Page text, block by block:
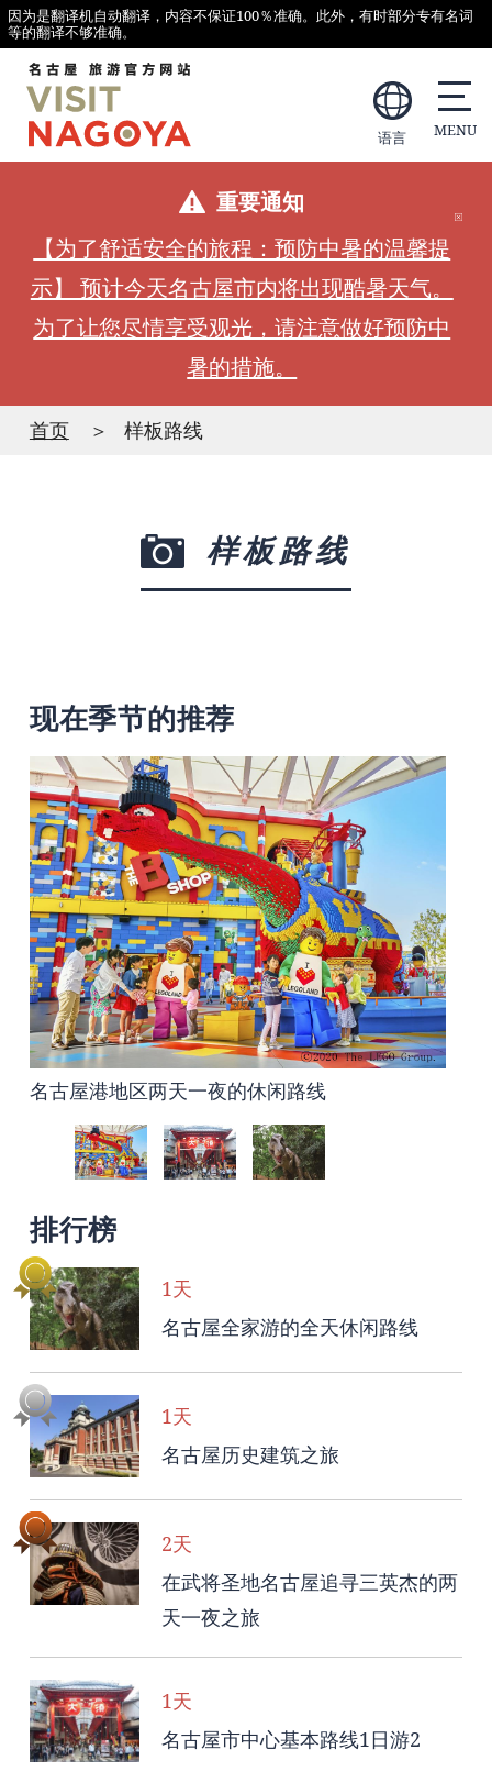
因为是翻译机自动翻译，内容不保证100％准确。此外，有时部分专有名词
等的翻译不够准确。
语言
重要通知
【为了舒适安全的旅程：预防中暑的温馨提
示】 预计今天名古屋市内将出现酷暑天气。
为了让您尽情享受观光，请注意做好预防中
暑的措施。
首页 样板路线
样板路线
现在季节的推荐
名古屋港地区两天一夜的休闲路线
名古屋市中心基本路线1日游2
名古屋全家游的全天休闲路线
排行榜
1天
名古屋全家游的全天休闲路线
1天
名古屋历史建筑之旅
2天
在武将圣地名古屋追寻三英杰的两
天一夜之旅
1天
名古屋市中心基本路线1日游2